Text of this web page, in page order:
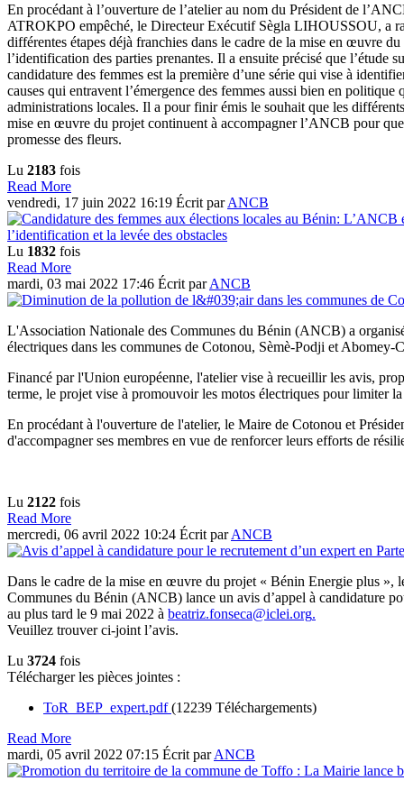
En procédant à l’ouverture de l’atelier au nom du Président de
ATROKPO empêché, le Directeur Exécutif Sègla LIHOUSSOU, a
différentes étapes déjà franchies dans le cadre de la mise en œuvre
l’identification des parties prenantes. Il a ensuite précisé que l’étude
candidature des femmes est la première d’une série qui vise à
causes qui entravent l’émergence des femmes aussi bien en politique
administrations locales. Il a pour finir émis le souhait que les
mise en œuvre du projet continuent à accompagner l’ANCB pour
promesse des fleurs.
Lu 2183 fois
Read More
vendredi, 17 juin 2022 16:19 Écrit parANCB
Lu 1832 fois
Read More
mardi, 03 mai 2022 17:46 Écrit parANCB
L'Association Nationale des Communes du Bénin (ANCB) a
électriques dans les communes de Cotonou, Sèmè-Podji et
Financé par l'Union européenne, l'atelier vise à recueillir les avis,
terme, le projet vise à promouvoir les motos électriques pour limiter
En procédant à l'ouverture de l'atelier, le Maire de Cotonou et
d'accompagner ses membres en vue de renforcer leurs efforts de
Lu 2122 fois
Read More
mercredi, 06 avril 2022 10:24 Écrit parANCB
Dans le cadre de la mise en œuvre du projet « Bénin Energie plus
Communes du Bénin (ANCB) lance un avis d’appel à candidature
au plus tard le 9 mai 2022 à beatriz.fonseca@iclei.org.
Veuillez trouver ci-joint l’avis.
Lu 3724 fois
Télécharger les pièces jointes :
ToR_BEP_expert.pdf(12239 Téléchargements)
Read More
mardi, 05 avril 2022 07:15 Écrit parANCB